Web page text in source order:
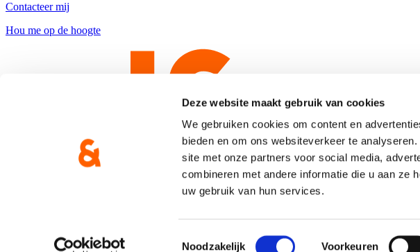
Deze website maakt gebruik van cookies
We gebruiken cookies om content en
bieden en om ons websiteverkeer te
site met onze partners voor social media,
combineren met andere informatie die u aan ze
uw gebruik van hun services.
Toestemmingsselectie
Noodzakelijk Voorkeuren
Contacteer mij
Hou me op de hoogte